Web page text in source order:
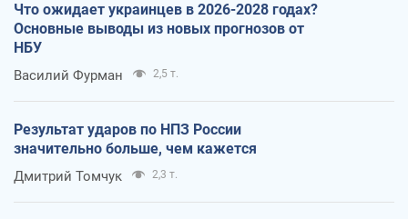
Что ожидает украинцев в 2026-2028 годах?
Основные выводы из новых прогнозов от
НБУ
Василий Фурман 2,5 т.
Результат ударов по НПЗ России
значительно больше, чем кажется
Дмитрий Томчук 2,3 т.